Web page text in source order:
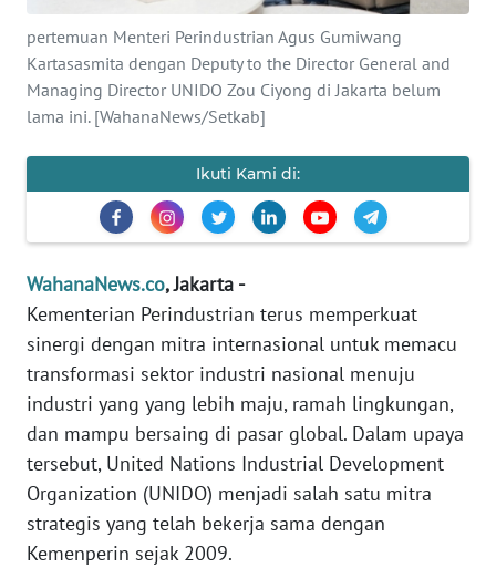
pertemuan Menteri Perindustrian Agus Gumiwang
Kartasasmita dengan Deputy to the Director General and
Managing Director UNIDO Zou Ciyong di Jakarta belum
lama ini. [WahanaNews/Setkab]
Ikuti Kami di:
WahanaNews.co, Jakarta -
Kementerian Perindustrian terus memperkuat
sinergi dengan mitra internasional untuk memacu
transformasi sektor industri nasional menuju
industri yang yang lebih maju, ramah lingkungan,
dan mampu bersaing di pasar global. Dalam upaya
tersebut, United Nations Industrial Development
Organization (UNIDO) menjadi salah satu mitra
strategis yang telah bekerja sama dengan
Kemenperin sejak 2009.
PENDIDIKAN
OLAHRAGA
OPINI
EDITORIAL
Informasi
INDEKS
BERITA
KONTAK
KAMI
INFO
IKLAN